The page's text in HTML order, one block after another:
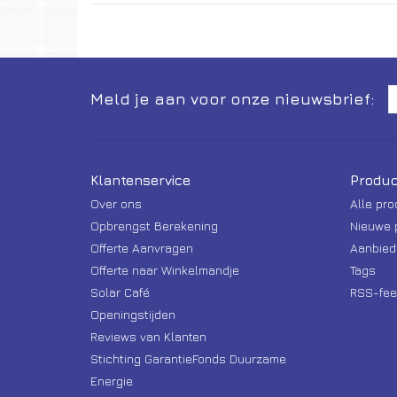
Meld je aan voor onze nieuwsbrief:
Klantenservice
Over ons
Opbrengst Berekening
Offerte Aanvragen
Offerte naar Winkelmandje
Solar Café
Openingstijden
Reviews van Klanten
Stichting GarantieFonds Duurzame
Energie
Alle
Nieuwe
Tags
RSS-